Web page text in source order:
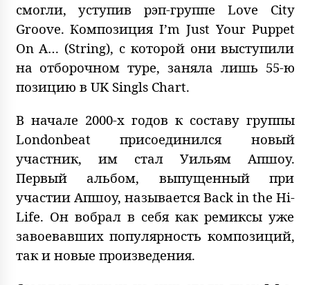
смогли, уступив рэп-группе Love City
Groove. Композиция I’m Just Your Puppet
On A… (String), с которой они выступили
на отборочном туре, заняла лишь 55-ю
позицию в UK Singls Chart.
В начале 2000-х годов к составу группы
Londonbeat присоединился новый
участник, им стал Уильям Апшоу.
Первый альбом, выпущенный при
участии Апшоу, называется Back in the Hi-
Life. Он вобрал в себя как ремиксы уже
завоевавших популярность композиций,
так и новые произведения.